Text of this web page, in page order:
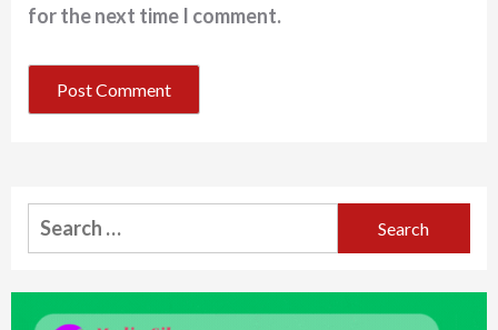
for the next time I comment.